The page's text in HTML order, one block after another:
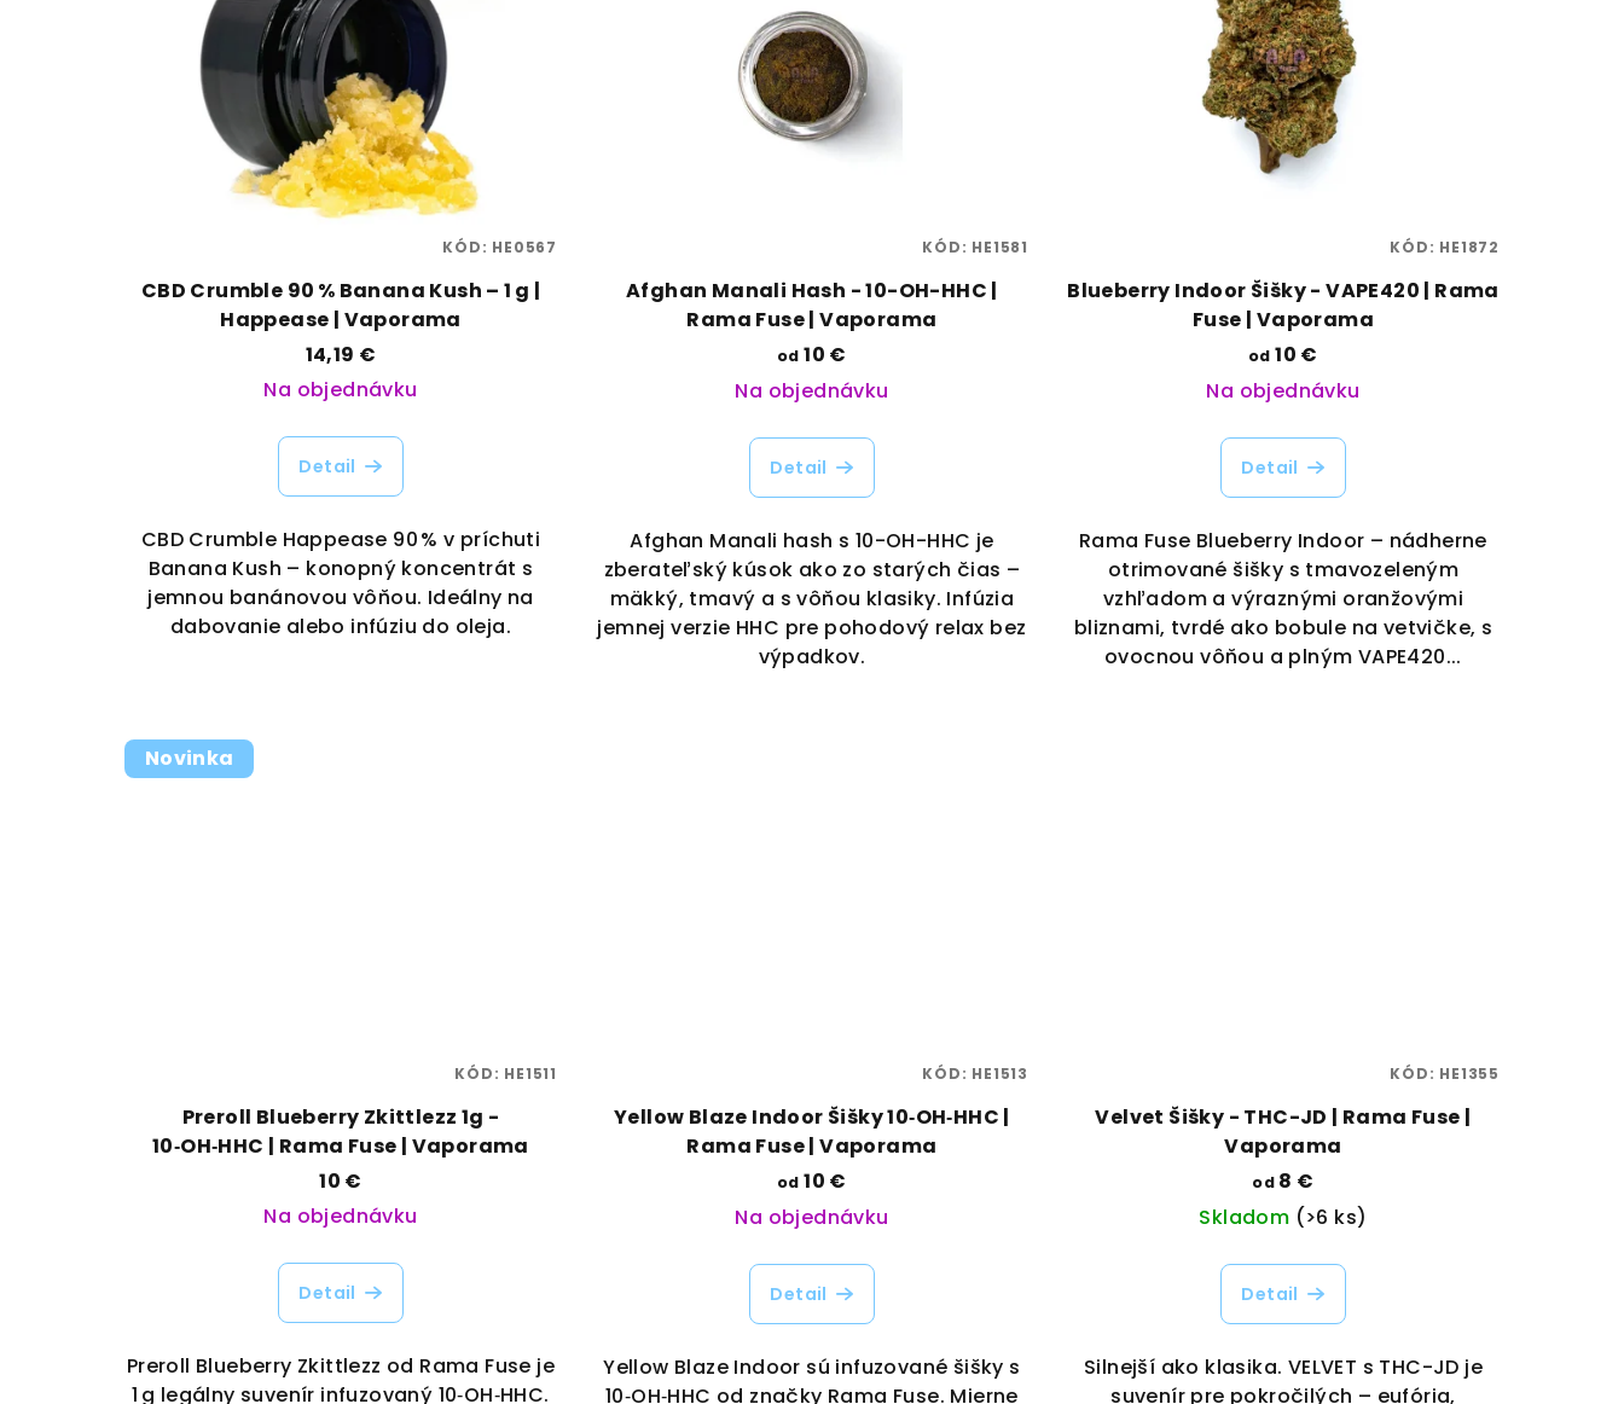
CBD Crumble 90 % Banana Kush – 1 g |
Happease | Vaporama
14,19 €
Na objednávku
Detail
CBD Crumble Happease 90 % v príchuti
Banana Kush – konopný koncentrát s
jemnou banánovou vôňou. Ideálny na
dabovanie alebo infúziu do oleja.
KÓD: HE0567
Afghan Manali Hash - 10-OH-HHC |
Rama Fuse | Vaporama
od 10 €
Na objednávku
Detail
Afghan Manali hash s 10-OH-HHC je
zberateľský kúsok ako zo starých čias –
mäkký, tmavý a s vôňou klasiky. Infúzia
jemnej verzie HHC pre pohodový relax bez
výpadkov.
KÓD: HE1581
Blueberry Indoor Šišky - VAPE420 | Rama
Fuse | Vaporama
od 10 €
Na objednávku
Detail
Rama Fuse Blueberry Indoor – nádherne
otrimované šišky s tmavozeleným
vzhľadom a výraznými oranžovými
bliznami, tvrdé ako bobule na vetvičke, s
ovocnou vôňou a plným VAPE420...
KÓD: HE1872
Novinka
Preroll Blueberry Zkittlezz 1g -
10‑OH‑HHC | Rama Fuse | Vaporama
10 €
Na objednávku
Detail
Preroll Blueberry Zkittlezz od Rama Fuse je
1 g legálny suvenír infuzovaný 10‑OH‑HHC.
KÓD: HE1511
Yellow Blaze Indoor Šišky 10‑OH‑HHC |
Rama Fuse | Vaporama
od 10 €
Na objednávku
Detail
Yellow Blaze Indoor sú infuzované šišky s
10‑OH‑HHC od značky Rama Fuse. Mierne
KÓD: HE1513
Velvet Šišky - THC-JD | Rama Fuse |
Vaporama
od 8 €
Skladom (>6 ks)
Detail
Silnejší ako klasika. VELVET s THC-JD je
suvenír pre pokročilých – eufória,
KÓD: HE1355